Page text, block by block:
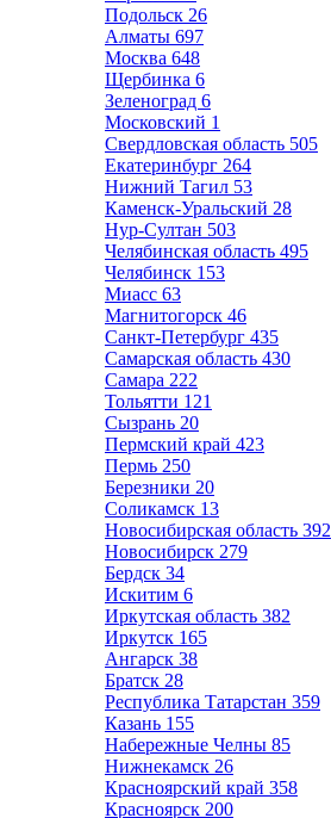
Подольск 26
Алматы 697
Москва 648
Щербинка 6
Зеленоград 6
Московский 1
Свердловская область 505
Екатеринбург 264
Нижний Тагил 53
Каменск-Уральский 28
Нур-Султан 503
Челябинская область 495
Челябинск 153
Миасс 63
Магнитогорск 46
Санкт-Петербург 435
Самарская область 430
Самара 222
Тольятти 121
Сызрань 20
Пермский край 423
Пермь 250
Березники 20
Соликамск 13
Новосибирская область 392
Новосибирск 279
Бердск 34
Искитим 6
Иркутская область 382
Иркутск 165
Ангарск 38
Братск 28
Республика Татарстан 359
Казань 155
Набережные Челны 85
Нижнекамск 26
Красноярский край 358
Красноярск 200